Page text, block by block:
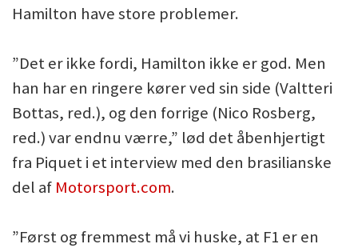
Hamilton have store problemer.
”Det er ikke fordi, Hamilton ikke er god. Men
han har en ringere kører ved sin side (Valtteri
Bottas, red.), og den forrige (Nico Rosberg,
red.) var endnu værre,” lød det åbenhjertigt
fra Piquet i et interview med den brasilianske
del af Motorsport.com.
”Først og fremmest må vi huske, at F1 er en